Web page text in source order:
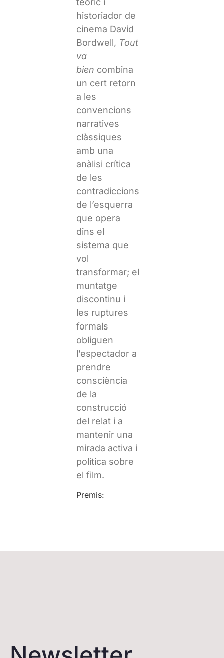
historiador de
cinema David
Bordwell, Tout
va
bien combina
un cert retorn
a les
convencions
narratives
clàssiques
amb una
anàlisi crítica
de les
contradiccions
de l’esquerra
que opera
dins el
sistema que
vol
transformar; el
muntatge
discontinu i
les ruptures
formals
obliguen
l’espectador a
prendre
consciència
de la
construcció
del relat i a
mantenir una
mirada activa i
política sobre
el film.
Premis: